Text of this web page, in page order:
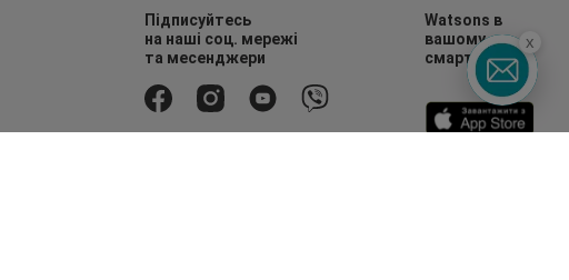
Підписуйтесь
на наші соц. мережі
та месенджери
Watsons в
вашому
смартфоні
x